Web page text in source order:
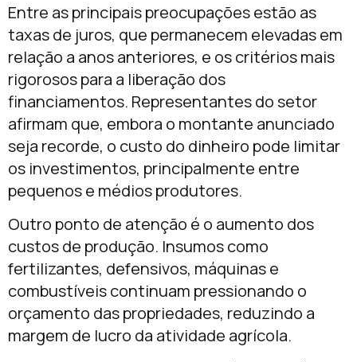
Entre as principais preocupações estão as
taxas de juros, que permanecem elevadas em
relação a anos anteriores, e os critérios mais
rigorosos para a liberação dos
financiamentos. Representantes do setor
afirmam que, embora o montante anunciado
seja recorde, o custo do dinheiro pode limitar
os investimentos, principalmente entre
pequenos e médios produtores.
Outro ponto de atenção é o aumento dos
custos de produção. Insumos como
fertilizantes, defensivos, máquinas e
combustíveis continuam pressionando o
orçamento das propriedades, reduzindo a
margem de lucro da atividade agrícola.